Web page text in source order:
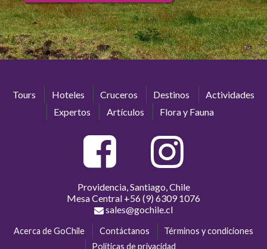
Tours Hoteles Cruceros Destinos
Actividades
Expertos
Artículos Flora y Fauna
Providencia, Santiago, Chile
Mesa Central +56 (9) 6309 1076
sales@gochile.cl
Acerca de GoChile Contáctanos
Términos y condiciones
Políticas de privacidad